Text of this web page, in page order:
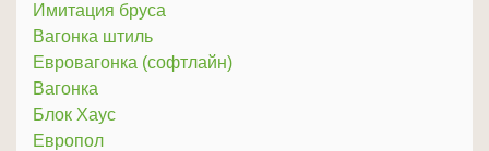
Имитация бруса
Вагонка штиль
Евровагонка (софтлайн)
Вагонка
Блок Хаус
Европол